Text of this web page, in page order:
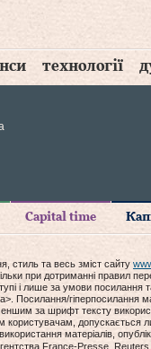
технології
Capital time
стиль та весь зміст сайту
при дотриманні правил
і лише за умови
Посилання/гіперпосилання
за шрифт тексту
користувачам, допускається
матеріалів,
France-Presse,